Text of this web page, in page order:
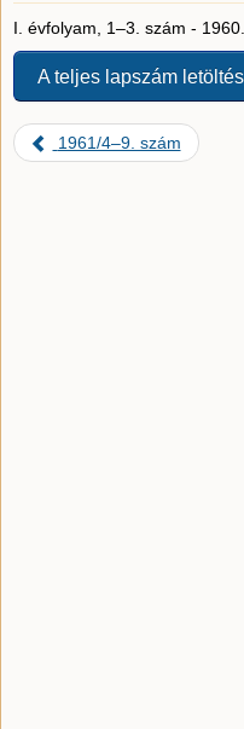
I. évfolyam, 1–3. szám - 1960.
A teljes lapszám
1961/4–9. szám